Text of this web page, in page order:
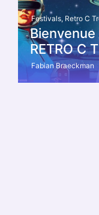
Festivals, Retro C
RETRO C
Fabian Braeckman